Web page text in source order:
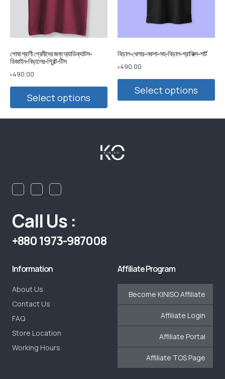
পোষা প্রাণী প্রেমীদের জন্য অ্যাডিক্যাটস-
ডিজাইন-বিড়ালের-প্রিন্ট-টিস
৳490.00
Select options
বিড়াল-খেলার-নকশা-সহ-বিড়াল-গ্রাফিক্স-শার্ট
৳490.00
Select options
Call Us :
+880 1973-987008
Information
About Us
Contact Us
FAQ
Store Location
Working Hours
Affiliate Program
Become KINISO Affiliate
Affiliate Login
Affiliate Portal
Affiliate TOS Page